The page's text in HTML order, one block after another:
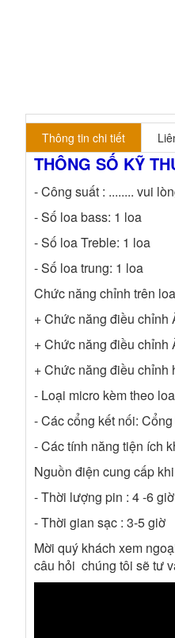
Thông tin chi tiết
THÔNG SỐ KỸ
- Công suất : ........ vui
- Số loa bass: 1 loa
- Số loa Treble: 1 loa
- Số loa trung: 1 loa
Chức năng chỉnh trên
+ Chức năng điều chỉnh
+ Chức năng điều chỉnh
+ Chức năng điều chỉnh
- Loại micro kèm theo
- Các cổng kết nối:
- Các tính năng tiện ích
Nguồn điện cung cấp
- Thời lượng pin : 4 -6
- Thời gian sạc : 3-5 giờ
Mời quý khách xem
câu hỏi chúng tôi sẽ tư